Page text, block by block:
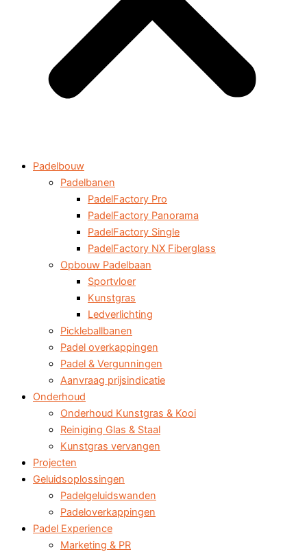
Padelbouw
Padelbanen
PadelFactory Pro
PadelFactory Panorama
PadelFactory Single
PadelFactory NX Fiberglass
Opbouw Padelbaan
Sportvloer
Kunstgras
Ledverlichting
Pickleballbanen
Padel overkappingen
Padel & Vergunningen
Aanvraag prijsindicatie
Onderhoud
Onderhoud Kunstgras & Kooi
Reiniging Glas & Staal
Kunstgras vervangen
Projecten
Geluidsoplossingen
Padelgeluidswanden
Padeloverkappingen
Padel Experience
Marketing & PR